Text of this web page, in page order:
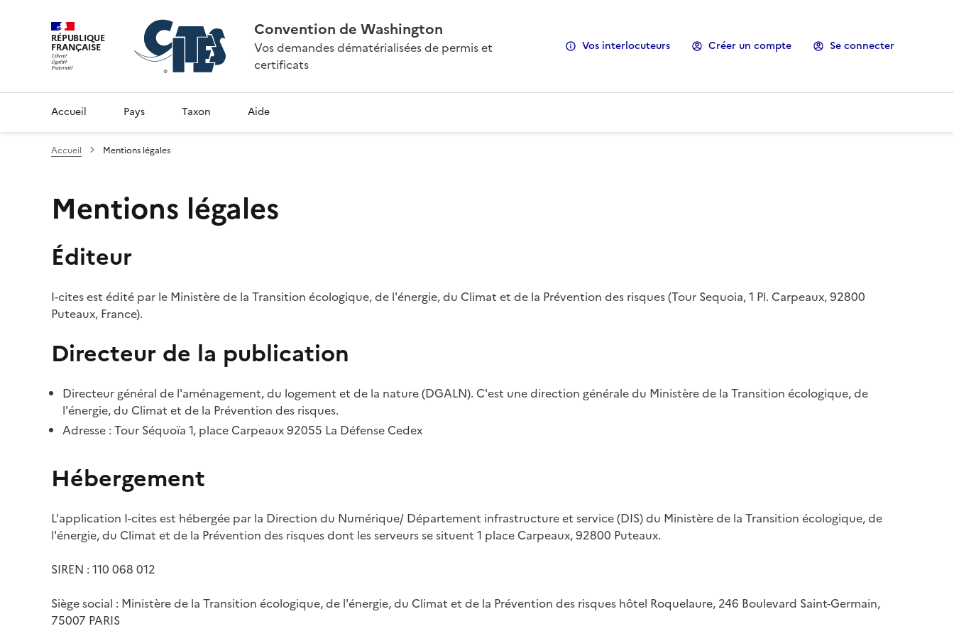
RÉPUBLIQUE
FRANÇAISE
Convention de Washington
Vos demandes dématérialisées de permis et
certificats
Vos interlocuteurs Créer un compte Se connecter
Accueil Pays Taxon Aide
Accueil Mentions légales
Mentions légales
Éditeur
I-cites est édité par le Ministère de la Transition écologique, de l'énergie, du Climat et de la Prévention des risques (Tour Sequoia, 1 Pl. Carpeaux, 92800
Puteaux, France).
Directeur de la publication
Directeur général de l'aménagement, du logement et de la nature (DGALN). C'est une direction générale du Ministère de la Transition écologique, de
l'énergie, du Climat et de la Prévention des risques.
Adresse : Tour Séquoïa 1, place Carpeaux 92055 La Défense Cedex
Hébergement
L'application I-cites est hébergée par la Direction du Numérique/ Département infrastructure et service (DIS) du Ministère de la Transition écologique, de
l'énergie, du Climat et de la Prévention des risques dont les serveurs se situent 1 place Carpeaux, 92800 Puteaux.
SIREN : 110 068 012
Siège social : Ministère de la Transition écologique, de l'énergie, du Climat et de la Prévention des risques hôtel Roquelaure, 246 Boulevard Saint-Germain,
75007 PARIS